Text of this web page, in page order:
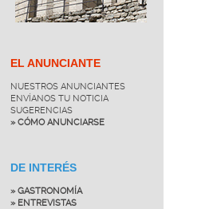
EL ANUNCIANTE
NUESTROS ANUNCIANTES
ENVÍANOS TU NOTICIA
SUGERENCIAS
» CÓMO ANUNCIARSE
DE INTERÉS
» GASTRONOMÍA
» ENTREVISTAS